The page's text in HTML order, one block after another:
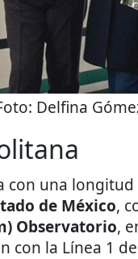
Delfina
una
de México,
Observatorio,
con la Línea 1